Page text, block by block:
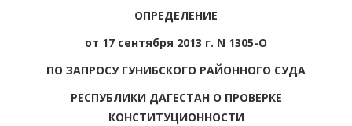
ОПРЕДЕЛЕНИЕ
от 17 сентября 2013 г. N 1305-О
ПО ЗАПРОСУ ГУНИБСКОГО РАЙОННОГО СУДА
РЕСПУБЛИКИ ДАГЕСТАН О ПРОВЕРКЕ
КОНСТИТУЦИОННОСТИ